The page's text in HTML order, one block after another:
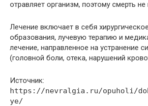
отравляет организм, поэтому смерть не
Лечение включает в себя
образования, лучевую терапию и
лечение, направленное на устранение
(головной боли, отека, нарушений
Источник:
https://nevralgia.ru/opuholi/
ye/